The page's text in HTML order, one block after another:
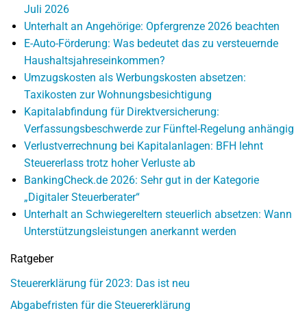
Juli 2026
Unterhalt an Angehörige: Opfergrenze 2026 beachten
E-Auto-Förderung: Was bedeutet das zu versteuernde
Haushaltsjahreseinkommen?
Umzugskosten als Werbungskosten absetzen:
Taxikosten zur Wohnungsbesichtigung
Kapitalabfindung für Direktversicherung:
Verfassungsbeschwerde zur Fünftel-Regelung anhängig
Verlustverrechnung bei Kapitalanlagen: BFH lehnt
Steuererlass trotz hoher Verluste ab
BankingCheck.de 2026: Sehr gut in der Kategorie
„Digitaler Steuerberater“
Unterhalt an Schwiegereltern steuerlich absetzen: Wann
Unterstützungsleistungen anerkannt werden
Ratgeber
Steuererklärung für 2023: Das ist neu
Abgabefristen für die Steuererklärung